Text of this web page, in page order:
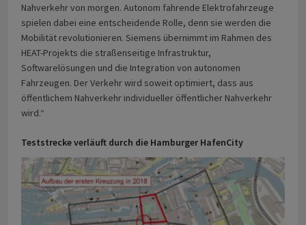
Nahverkehr von morgen. Autonom fahrende Elektrofahrzeuge
spielen dabei eine entscheidende Rolle, denn sie werden die
Mobilität revolutionieren. Siemens übernimmt im Rahmen des
HEAT-Projekts die straßenseitige Infrastruktur,
Softwarelösungen und die Integration von autonomen
Fahrzeugen. Der Verkehr wird soweit optimiert, dass aus
öffentlichem Nahverkehr individueller öffentlicher Nahverkehr
wird.“
Teststrecke verläuft durch die Hamburger HafenCity